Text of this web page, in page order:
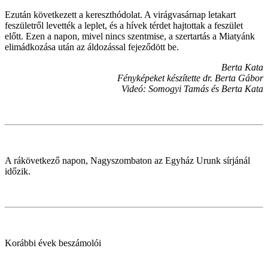
Ezután következett a kereszthódolat. A virágvasárnap letakart
feszületről levették a leplet, és a hívek térdet hajtottak a feszület
előtt. Ezen a napon, mivel nincs szentmise, a szertartás a Miatyánk
elimádkozása után az áldozással fejeződött be.
Berta Kata
Fényképeket készítette dr. Berta Gábor
Videó: Somogyi Tamás és Berta Kata
A rákövetkező napon, Nagyszombaton az Egyház Urunk sírjánál
időzik.
Korábbi évek beszámolói